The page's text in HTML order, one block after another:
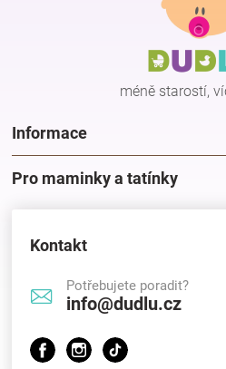
méně starostí,
Informace
Pro maminky a tatínky
Kontakt
Potřebujete poradit?
info@dudlu.cz